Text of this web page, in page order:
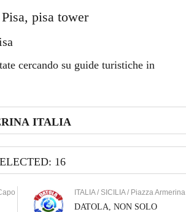
pisa tower
cercando su guide turistiche in
ITALIA
16
ITALIA / SICILIA / Piazza Armerina
DATOLA, NON SOLO